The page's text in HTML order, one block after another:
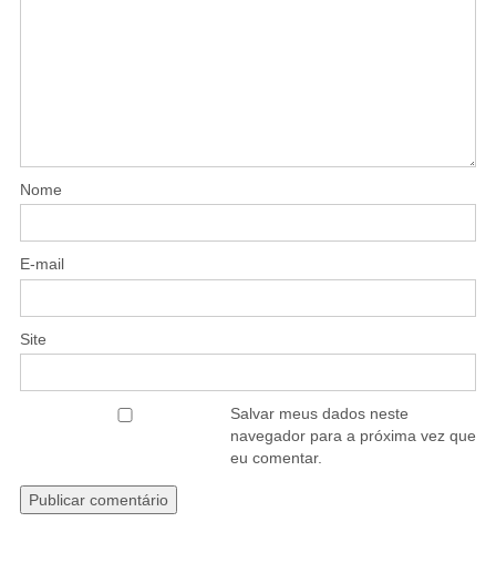
Nome
E-mail
Site
Salvar meus dados neste
navegador para a próxima vez que
eu comentar.